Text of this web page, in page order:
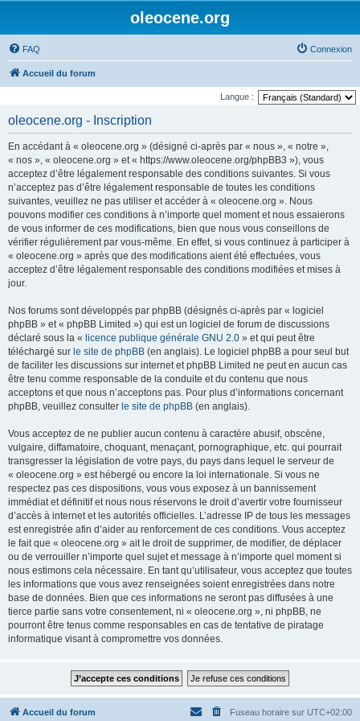
oleocene.org
FAQ Connexion
Accueil du forum
Langue :
oleocene.org - Inscription
En accédant à « oleocene.org » (désigné ci-après par « nous », « notre »,
« nos », « oleocene.org » et « https://www.oleocene.org/phpBB3 »), vous
acceptez d’être légalement responsable des conditions suivantes. Si vous
n’acceptez pas d’être légalement responsable de toutes les conditions
suivantes, veuillez ne pas utiliser et accéder à « oleocene.org ». Nous
pouvons modifier ces conditions à n’importe quel moment et nous essaierons
de vous informer de ces modifications, bien que nous vous conseillons de
vérifier régulièrement par vous-même. En effet, si vous continuez à participer à
« oleocene.org » après que des modifications aient été effectuées, vous
acceptez d’être légalement responsable des conditions modifiées et mises à
jour.
Nos forums sont développés par phpBB (désignés ci-après par « logiciel
phpBB » et « phpBB Limited ») qui est un logiciel de forum de discussions
déclaré sous la « licence publique générale GNU 2.0 » et qui peut être
téléchargé sur le site de phpBB (en anglais). Le logiciel phpBB a pour seul but
de faciliter les discussions sur internet et phpBB Limited ne peut en aucun cas
être tenu comme responsable de la conduite et du contenu que nous
acceptons et que nous n’acceptons pas. Pour plus d’informations concernant
phpBB, veuillez consulter le site de phpBB (en anglais).
Vous acceptez de ne publier aucun contenu à caractère abusif, obscène,
vulgaire, diffamatoire, choquant, menaçant, pornographique, etc. qui pourrait
transgresser la législation de votre pays, du pays dans lequel le serveur de
« oleocene.org » est hébergé ou encore la loi internationale. Si vous ne
respectez pas ces dispositions, vous vous exposez à un bannissement
immédiat et définitif et nous nous réservons le droit d’avertir votre fournisseur
d’accès à internet et les autorités officielles. L’adresse IP de tous les messages
est enregistrée afin d’aider au renforcement de ces conditions. Vous acceptez
le fait que « oleocene.org » ait le droit de supprimer, de modifier, de déplacer
ou de verrouiller n’importe quel sujet et message à n’importe quel moment si
nous estimons cela nécessaire. En tant qu’utilisateur, vous acceptez que toutes
les informations que vous avez renseignées soient enregistrées dans notre
base de données. Bien que ces informations ne seront pas diffusées à une
tierce partie sans votre consentement, ni « oleocene.org », ni phpBB, ne
pourront être tenus comme responsables en cas de tentative de piratage
informatique visant à compromettre vos données.
Accueil du forum Fuseau horaire sur UTC+02:00